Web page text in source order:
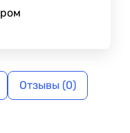
Отзывы (0)